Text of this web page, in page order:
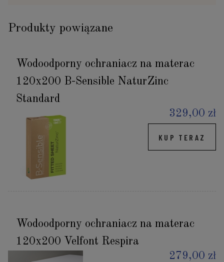
Produkty powiązane
Wodoodporny ochraniacz na materac
120x200 B-Sensible NaturZinc
Standard
329,00 zł
KUP TERAZ
Wodoodporny ochraniacz na materac
120x200 Velfont Respira
279,00 zł